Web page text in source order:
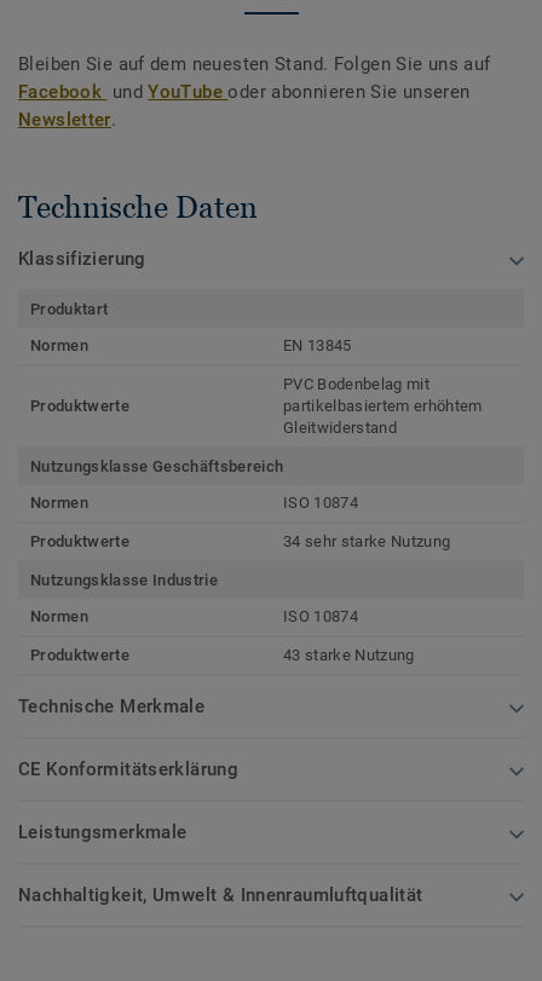
Bleiben Sie auf dem neuesten Stand. Folgen Sie uns auf
Facebook undYouTubeoder abonnieren Sie unseren
Newsletter.
Technische Daten
Klassifizierung
Produktart
Normen
EN 13845
Produktwerte
PVC Bodenbelag mit
partikelbasiertem erhöhtem
Gleitwiderstand
Nutzungsklasse Geschäftsbereich
Normen
ISO 10874
Produktwerte 34 sehr starke Nutzung
Nutzungsklasse Industrie
Normen
ISO 10874
Produktwerte 43 starke Nutzung
Technische Merkmale
CE Konformitätserklärung
Leistungsmerkmale
Nachhaltigkeit, Umwelt & Innenraumluftqualität